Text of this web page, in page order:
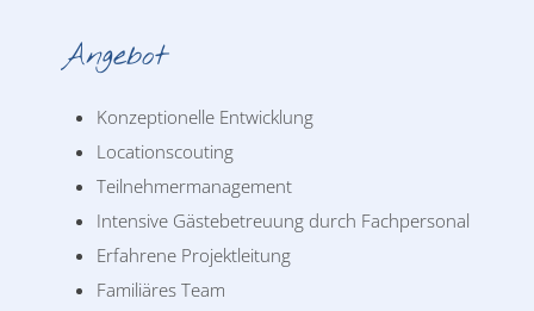
Angebot
Konzeptionelle Entwicklung
Locationscouting
Teilnehmermanagement
Intensive Gästebetreuung durch Fachpersonal
Erfahrene Projektleitung
Familiäres Team